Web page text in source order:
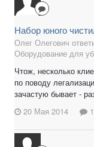
Набор юного
Олег Олегович
Оборудование для
Чтож, несколько
по поводу
зачастую бывает -
20 Мая 2014